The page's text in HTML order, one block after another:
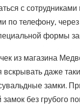
с сотрудниками
по телефону, через
формы
из магазина
вскрывать даже
замки.
замок без грубого